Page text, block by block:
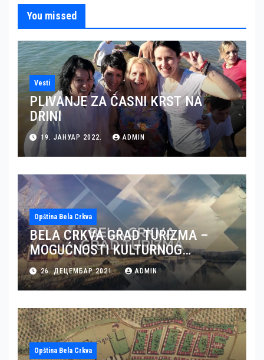
You missed
Vesti
PLIVANJE ZA ČASNI KRST NA
DRINI
19. ЈАНУАР 2022. ADMIN
Opština Bela Crkva
BELA CRKVA GRAD TURIZMA –
MOGUĆNOSTI KULTURNOG
TURIZMA U BELOJ CRKVI (VIDEO)
26. ДЕЦЕМБАР 2021. ADMIN
Opština Bela Crkva